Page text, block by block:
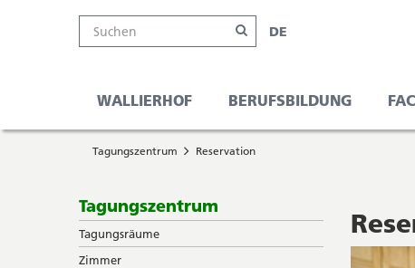
Kanton
Solothurn
Suche Suchen
Online-
Schalter
Language
DE
Navigation
Suche
Hauptnavigation
WALLIERHOF BERUFSBILDUNG
Service-
Navigation
Sie
befinden
Tagungszentrum Reservation
Subnavigation
Tagungszentrum
Tagungsräume
Zimmer